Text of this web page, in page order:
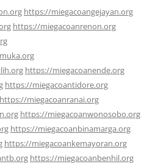
https://miegacoangejayan.org
https://miegacoanrenon.org
https://miegacoanende.org
https://miegacoantidore.org
https://miegacoanranai.org
https://miegacoanwonosobo.org
https://miegacoanbinamarga.org
https://miegacoankemayoran.org
https://miegacoanbenhil.org